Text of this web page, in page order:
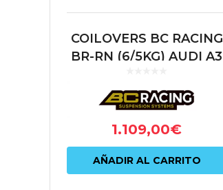
COILOVERS BC RACING
BR-RN (6/5KG) AUDI A3
GOLF MKIV
1.109,00€
AÑADIR AL CARRITO